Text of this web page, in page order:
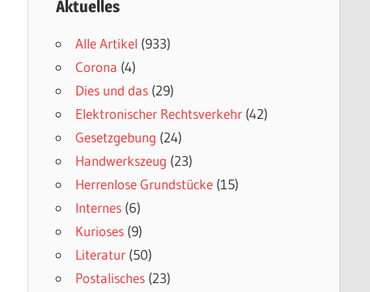
Aktuelles
Alle Artikel (933)
Corona (4)
Dies und das(29)
Elektronischer Rechtsverkehr(42)
Gesetzgebung (24)
Handwerkszeug (23)
Herrenlose Grundstücke(15)
Internes(6)
Kurioses(9)
Literatur(50)
Postalisches(23)